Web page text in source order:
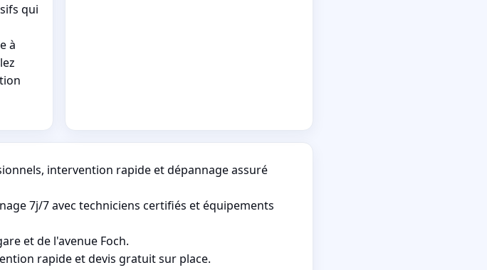
qui
à
intervention rapide et dépannage assuré
7j/7 avec techniciens certifiés et équipements
et de l'avenue Foch.
rapide et devis gratuit sur place.